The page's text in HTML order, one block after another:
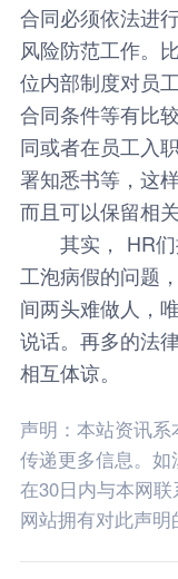
合同必须依法进
风险防范工作。
位内部制度对员
合同条件等有比
同或者在员工入
署知悉书等，这
而且可以保留相关
其实， HR们
工泡病假的问题
间两头难做人，
说话。再多的法
相互体谅。
声明：本站资讯
传递更多信息。
在30日内与本网
网站拥有对此声明